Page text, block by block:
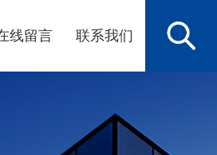
线留言 联系我们